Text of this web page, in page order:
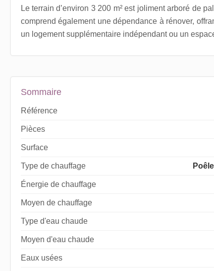
Le terrain d’environ 3 200 m² est joliment arboré de
comprend également une dépendance à rénover,
un logement supplémentaire indépendant ou un
Sommaire
Référence
Pièces
Surface
Type de chauffage
Énergie de chauffage
Moyen de chauffage
Type d'eau chaude
Moyen d'eau chaude
Eaux usées